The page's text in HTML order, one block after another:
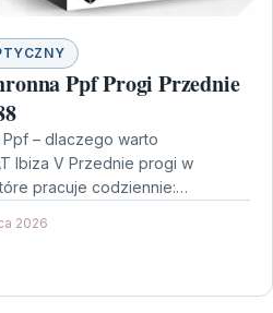
Ppf Progi Przednie
– dlaczego warto
Ibiza V Przednie progi w
pracuje codziennie:
2026